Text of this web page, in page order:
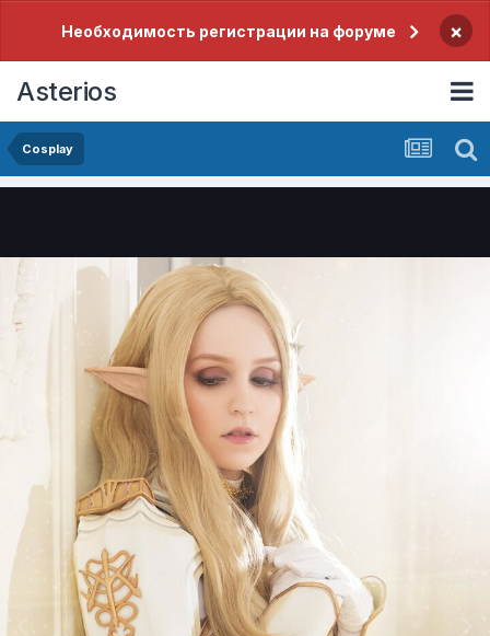
Необходимость регистрации на форуме ×
Asterios
Cosplay